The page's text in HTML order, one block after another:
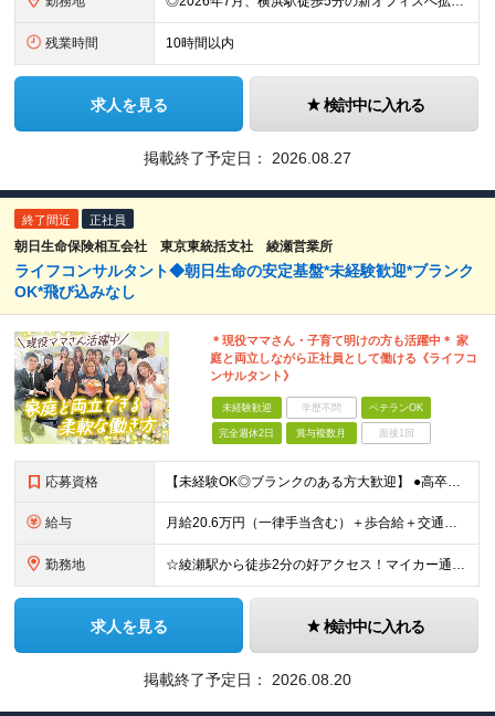
残業時間 10時間以内
求人を見る 検討中に入れる
掲載終了予定日： 2026.08.27
終了間近 正社員
朝日生命保険相互会社 東京東統括支社 綾瀬営業所
ライフコンサルタント◆朝日生命の安定基盤*未経験歓迎*ブランク
OK*飛び込みなし
＊現役ママさん・子育て明けの方も活躍中＊ 家
庭と両立しながら正社員として働ける《ライフコ
ンサルタント》
未経験歓迎 学歴不問 ベテランOK
完全週休2日 賞与複数月 面接1回
応募資格 【未経験OK◎ブランクのある方大歓迎】 ●高卒以上の方 ★家庭と両立しながら正社員として働きたい方、人と話すのが好きな方、誰かの役に立つ仕事がしたい方を歓迎します！
給与 月給20.6万円（一律手当含む）＋歩合給＋交通費 ※月給は入社2ヶ月目の金額で、一律手当を含みます（固定残業代ではありません！） ※手当・給与の支給に一定の要件あり ※試用期間約1ヶ月あり（期間中は
勤務地 ☆綾瀬駅から徒歩2分の好アクセス！マイカー通勤OK◎ 《綾瀬営業所》東京都足立区綾瀬3丁目2-5 ※(変更の範囲)上記を除く当社関連勤務地
求人を見る 検討中に入れる
掲載終了予定日： 2026.08.20